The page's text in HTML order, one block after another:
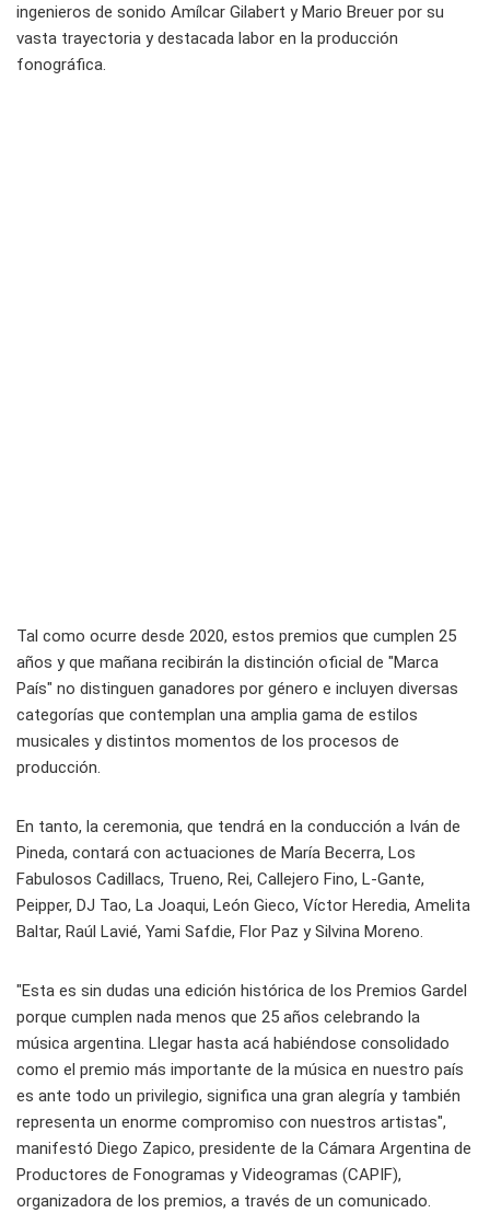
ingenieros de sonido Amílcar Gilabert y Mario Breuer por su
vasta trayectoria y destacada labor en la producción
fonográfica.
Tal como ocurre desde 2020, estos premios que cumplen 25
años y que mañana recibirán la distinción oficial de "Marca
País" no distinguen ganadores por género e incluyen diversas
categorías que contemplan una amplia gama de estilos
musicales y distintos momentos de los procesos de
producción.
En tanto, la ceremonia, que tendrá en la conducción a Iván de
Pineda, contará con actuaciones de María Becerra, Los
Fabulosos Cadillacs, Trueno, Rei, Callejero Fino, L-Gante,
Peipper, DJ Tao, La Joaqui, León Gieco, Víctor Heredia, Amelita
Baltar, Raúl Lavié, Yami Safdie, Flor Paz y Silvina Moreno.
"Esta es sin dudas una edición histórica de los Premios Gardel
porque cumplen nada menos que 25 años celebrando la
música argentina. Llegar hasta acá habiéndose consolidado
como el premio más importante de la música en nuestro país
es ante todo un privilegio, significa una gran alegría y también
representa un enorme compromiso con nuestros artistas",
manifestó Diego Zapico, presidente de la Cámara Argentina de
Productores de Fonogramas y Videogramas (CAPIF),
organizadora de los premios, a través de un comunicado.